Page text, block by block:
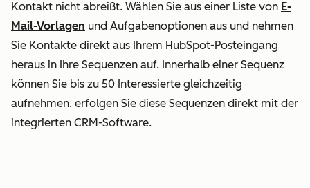
Kontakt nicht abreißt. Wählen Sie aus einer Liste von E-
Mail-Vorlagen und Aufgabenoptionen aus und nehmen
Sie Kontakte direkt aus Ihrem HubSpot-Posteingang
heraus in Ihre Sequenzen auf. Innerhalb einer Sequenz
können Sie bis zu 50 Interessierte gleichzeitig
aufnehmen. erfolgen Sie diese Sequenzen direkt mit der
integrierten CRM-Software.